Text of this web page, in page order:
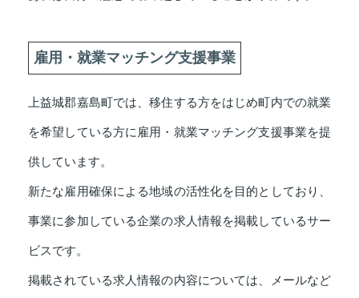
雇用・就業マッチング支援事業
上益城郡嘉島町では、移住する方をはじめ町内での就業
を希望している方に雇用・就業マッチング支援事業を提
供しています。
新たな雇用確保による地域の活性化を目的としており、
事業に参加している企業の求人情報を掲載しているサー
ビスです。
掲載されている求人情報の内容については、メールなど